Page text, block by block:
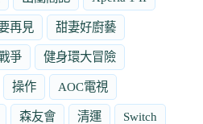
再見 甜妻好廚藝
爭 健身環大冒險
操作 AOC電視
森友會 清運 Switch